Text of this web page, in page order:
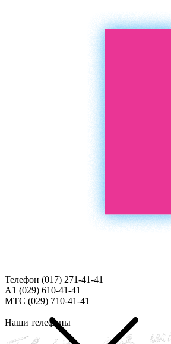
Телефон (017) 271-41-41
A1 (029) 610-41-41
МТС (029) 710-41-41
Наши телефоны